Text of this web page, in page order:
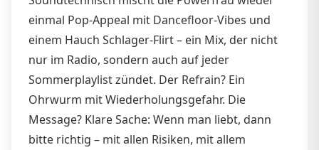
einmal Pop-Appeal mit Dancefloor-Vibes und
einem Hauch Schlager-Flirt – ein Mix, der nicht
nur im Radio, sondern auch auf jeder
Sommerplaylist zündet. Der Refrain? Ein
Ohrwurm mit Wiederholungsgefahr. Die
Message? Klare Sache: Wenn man liebt, dann
bitte richtig – mit allen Risiken, mit allem